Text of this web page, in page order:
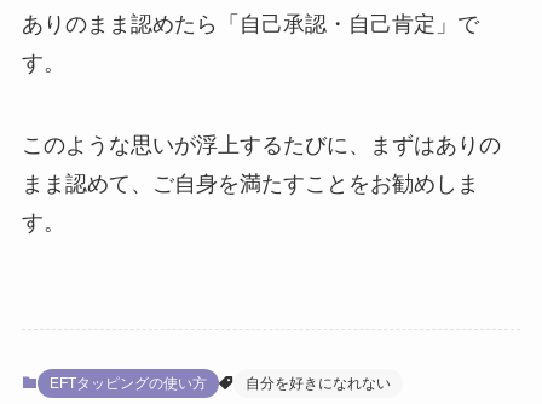
ありのまま認めたら「自己承認・自己肯定」で
す。
このような思いが浮上するたびに、まずはありの
まま認めて、ご自身を満たすことをお勧めしま
す。
EFTタッピングの使い方 自分を好きになれない